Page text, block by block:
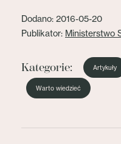
Dodano: 2016-05-20
Publikator: Ministerstwo
Kategorie: Artykuły
Warto wiedzieć